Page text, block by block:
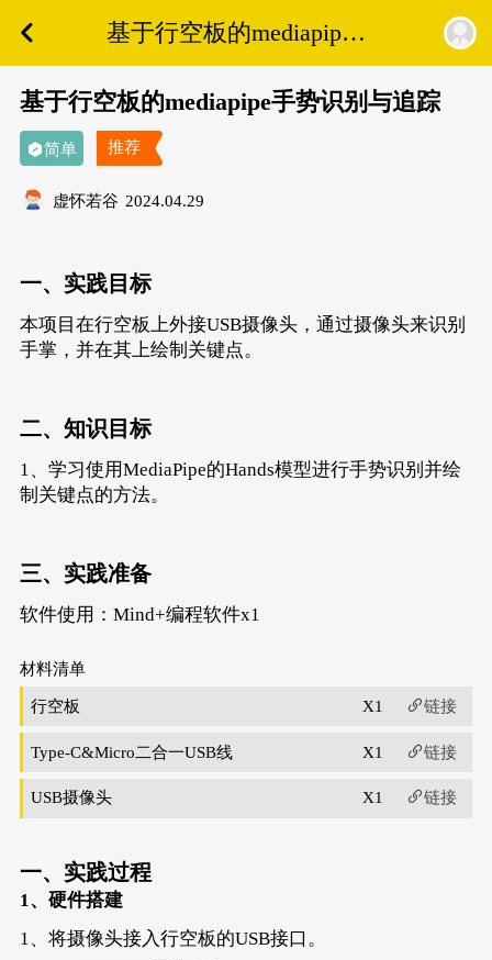
基于行空板的mediapipe
手势识别与追踪
基于行空板的mediapipe手势识别与追踪
简单 推荐
虚怀若谷 2024.04.29
一、 实践目标
本项目在行空板上外接USB摄像头，通过摄像头来识别
手掌，并在其上绘制关键点。
二、 知识目标
1、学习使用MediaPipe的Hands模型进行手势识别并绘
制关键点的方法。
三、 实践准备
软件使用：Mind+编程软件x1
材料清单
行空板 X1 链接
Type-C&Micro二合一USB线 X1 链接
USB摄像头 X1 链接
一、 实践过程
1、 硬件搭建
1、将摄像头接入行空板的USB接口。